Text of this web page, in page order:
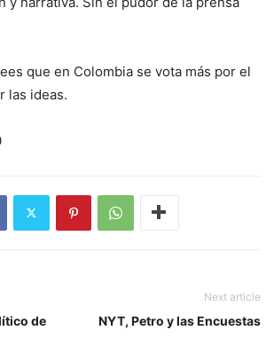
que en Colombia se vota más por el
las ideas.
de
Next article
NYT, Petro y las Encuestas